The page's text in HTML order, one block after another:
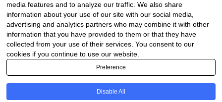
media features and to analyze our traffic. We also share
information about your use of our site with our social media,
advertising and analytics partners who may combine it with other
information that you have provided to them or that they have
collected from your use of their services. You consent to our
cookies if you continue to use our website.
Preference
Disable All